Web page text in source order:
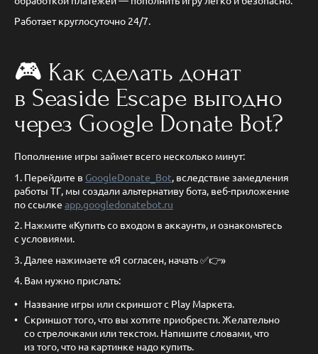
Работает круглосуточно 24/7.
🎮 Как сделать донат
в Seaside Escape выгодно
через Google Donate Bot?
Пополнение игры займет всего несколько минут:
1. Перейдите в GoogleDonate_Bot , вследствие замедления
работы ТГ, мы создали альтернативу бота, веб-приложение
по ссылке app.googledonatebot.ru
2. Нажмите «Купить со входом в аккаунт», и ознакомьтесь
с условиями.
3. Далее нажимаете «Я согласен, начать ✅👉»
4. Вам нужно прислать:
Название игры или скриншот с Play Маркета.
Скриншот того, что вы хотите приобрести. Желательно
со стрелочками или текстом. Напишите словами, что
из того, что на картинке надо купить.